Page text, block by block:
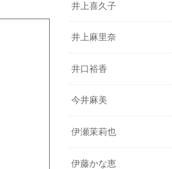
井上喜久子
井上麻里奈
井口裕香
今井麻美
伊瀬茉莉也
伊藤かな恵